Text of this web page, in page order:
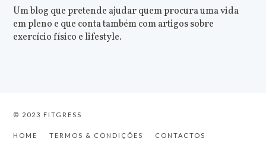
Um blog que pretende ajudar quem procura uma vida
em pleno e que conta também com artigos sobre
exercício físico e lifestyle.
© 2023 FITGRESS
HOME TERMOS & CONDIÇÕES CONTACTOS